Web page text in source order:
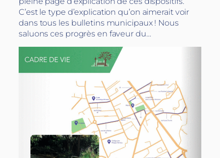
C’est le type d’explication qu’on aimerait voir
dans tous les bulletins municipaux ! Nous
saluons ces progrès en faveur du…